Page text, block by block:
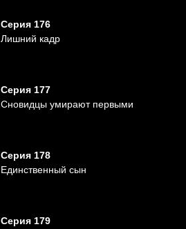
Серия 176
Лишний кадр
Серия 177
Сновидцы умирают первыми
Серия 178
Единственный сын
Серия 179